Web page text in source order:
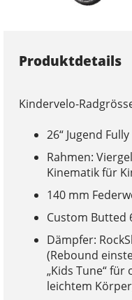
Produktdetails
Kindervelo-
26“ Jugend Fully
Rahmen:
Kinematik für
140 mm
Custom Butted
Dämpfer:
(Rebound
„Kids Tune“
leichtem